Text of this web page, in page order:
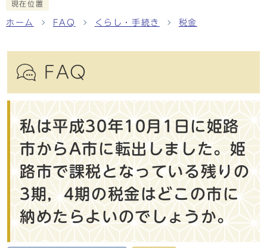
現在位置
ホーム FAQ くらし・手続き 税金
FAQ
私は平成30年10月1日に姫路
市からA市に転出しました。姫
路市で課税となっている残りの
3期，4期の税金はどこの市に
納めたらよいのでしょうか。